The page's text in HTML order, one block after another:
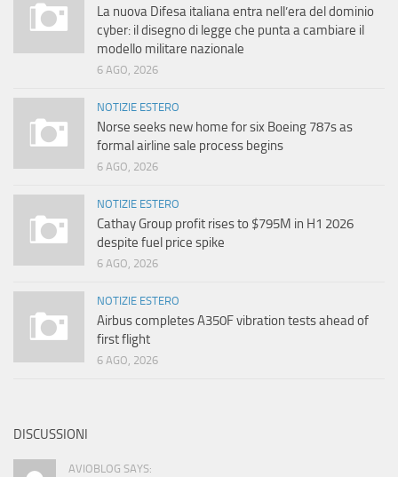
La nuova Difesa italiana entra nell’era del dominio
cyber: il disegno di legge che punta a cambiare il
modello militare nazionale
6 AGO, 2026
NOTIZIE ESTERO
Norse seeks new home for six Boeing 787s as
formal airline sale process begins
6 AGO, 2026
NOTIZIE ESTERO
Cathay Group profit rises to $795M in H1 2026
despite fuel price spike
6 AGO, 2026
NOTIZIE ESTERO
Airbus completes A350F vibration tests ahead of
first flight
6 AGO, 2026
DISCUSSIONI
AVIOBLOG SAYS: